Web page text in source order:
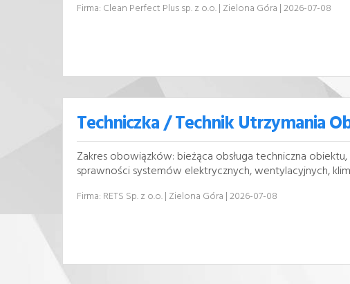
Firma: Clean Perfect Plus sp. z o.o.| Zielona Góra | 2026-07-08
Techniczka / Technik Utrzymania
Zakres obowiązków: bieżąca obsługa techniczna
sprawności systemów elektrycznych, wentylacyjnych,
Firma: RETS Sp. z o.o.| Zielona Góra | 2026-07-08